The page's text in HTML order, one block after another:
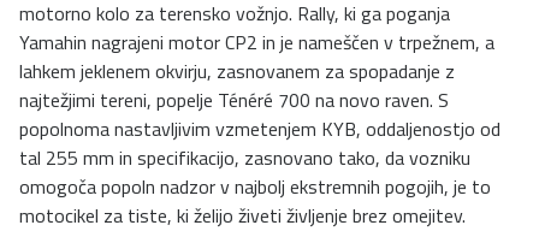
motorno kolo za terensko vožnjo. Rally, ki ga poganja
Yamahin nagrajeni motor CP2 in je nameščen v trpežnem, a
lahkem jeklenem okvirju, zasnovanem za spopadanje z
najtežjimi tereni, popelje Ténéré 700 na novo raven. S
popolnoma nastavljivim vzmetenjem KYB, oddaljenostjo od
tal 255 mm in specifikacijo, zasnovano tako, da vozniku
omogoča popoln nadzor v najbolj ekstremnih pogojih, je to
motocikel za tiste, ki želijo živeti življenje brez omejitev.